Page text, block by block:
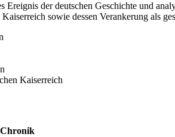
der deutschen Geschichte und
sowie dessen Verankerung als
Kaiserreich
Chronik